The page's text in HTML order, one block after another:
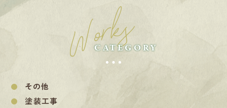
Works
CATEGORY
その他
塗装工事